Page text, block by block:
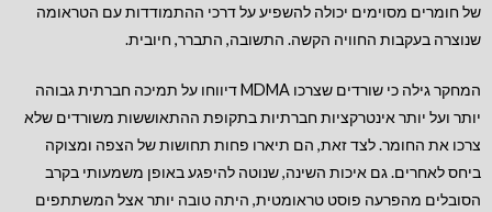
של חומרים מסוימים יכולה להשפיע על דרכי ההתמודדות עם הטראומה
שנוצרה בעקבות החוויה הקשה. התשובה, התברר, חיובית.
המחקר גילה כי שורדים שצרכו MDMA דיווחו על תמיכה חברתית גבוהה
יותר ועל יותר אינטרקציות חברתיות בתקופת ההתאוששות משורדים שלא
צרכו את החומר. לצד זאת, הם תיארו פחות תחושות של הצפה ומצוקה
ביחס לאחרים. גם איכות השינה, שנוטה להיפגע באופן משמעותי בקרב
הסובלים מהפרעה פוסט טראומטית, היתה טובה יותר אצל המשתתפים